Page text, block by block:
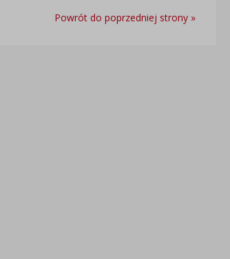
Powrót do poprzedniej strony »